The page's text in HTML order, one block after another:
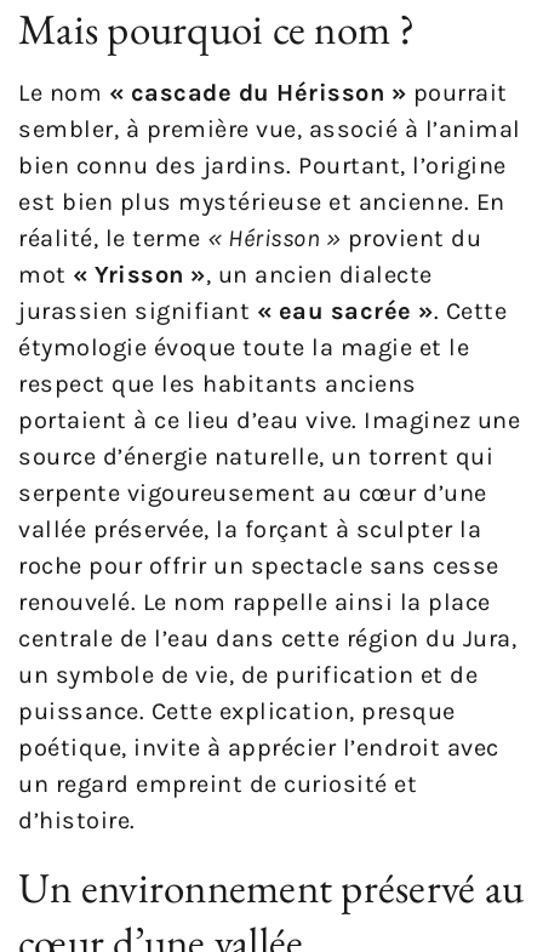
Mais pourquoi ce nom ?
Le nom « cascade du Hérisson » pourrait
sembler, à première vue, associé à l’animal
bien connu des jardins. Pourtant, l’origine
est bien plus mystérieuse et ancienne. En
réalité, le terme « Hérisson » provient du
mot « Yrisson », un ancien dialecte
jurassien signifiant « eau sacrée ». Cette
étymologie évoque toute la magie et le
respect que les habitants anciens
portaient à ce lieu d’eau vive. Imaginez une
source d’énergie naturelle, un torrent qui
serpente vigoureusement au cœur d’une
vallée préservée, la forçant à sculpter la
roche pour offrir un spectacle sans cesse
renouvelé. Le nom rappelle ainsi la place
centrale de l’eau dans cette région du Jura,
un symbole de vie, de purification et de
puissance. Cette explication, presque
poétique, invite à apprécier l’endroit avec
un regard empreint de curiosité et
d’histoire.
Un environnement préservé au